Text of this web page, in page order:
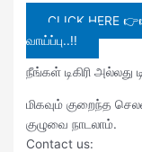
CLICK HERE
வாய்ப்பு..!!
நீங்கள் டிகிரி அல்லது
மிகவும் குறைந்த
குழுவை நாடலாம்.
Contact us: